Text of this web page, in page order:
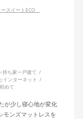
スイートECO
:持ち家一戸建て
:インターネット
初めて
が少し寝心地が変化
モンズマットレスを